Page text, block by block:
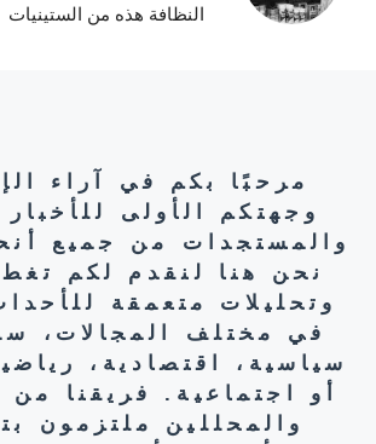
النظافة هذه من الستينيات
مرحبًا بكم في آراء
وجهتكم الأولى للأخبار
والمستجدات من جميع
نحن هنا لنقدم لكم
وتحليلات متعمقة
في مختلف المجالات،
سياسية، اقتصادية،
أو اجتماعية. فريقنا من
والمحللين ملتزمون